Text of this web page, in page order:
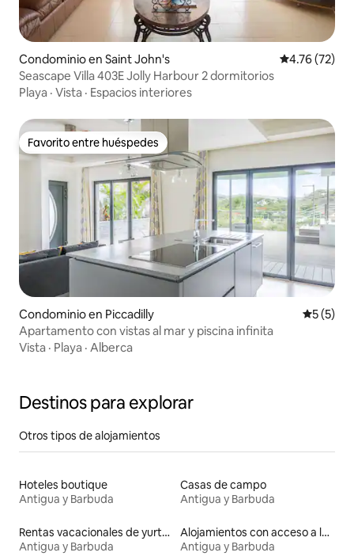
Condominio en Saint John's Calificación
4.76 (72)
Seascape Villa 403E Jolly Harbour 2 dormitorios
Playa · Vista · Espacios interiores
Favorito entre huéspedes
Favorito entre huéspedes
Condominio en Piccadilly
5 (5)
Apartamento con vistas al mar y piscina infinita
Vista · Playa · Alberca
Destinos para explorar
Otros tipos de alojamientos
Hoteles boutique
Antigua y Barbuda
Casas de campo
Antigua y Barbuda
Rentas vacacionales de yurtas con jacuzzi
Antigua y Barbuda
Alojamientos con acceso a la playa
Antigua y Barbuda